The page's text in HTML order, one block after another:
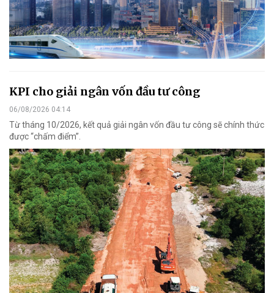
KPI cho giải ngân vốn đầu tư công
06/08/2026 04:14
Từ tháng 10/2026, kết quả giải ngân vốn đầu tư công sẽ chính thức
được “chấm điểm”.